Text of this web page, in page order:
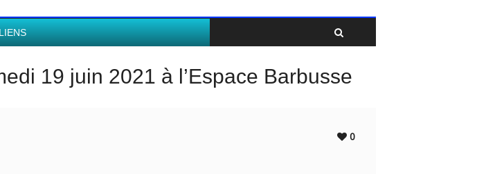
LIENS
19 juin 2021 à l’Espace Barbusse
0